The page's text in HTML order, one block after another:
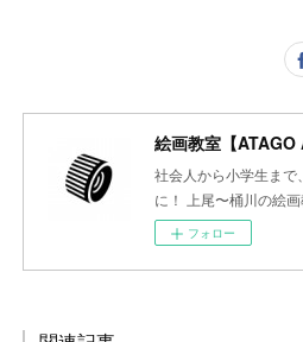
社会人から小学生ま
に！ 上尾〜桶川の絵画
フォロー